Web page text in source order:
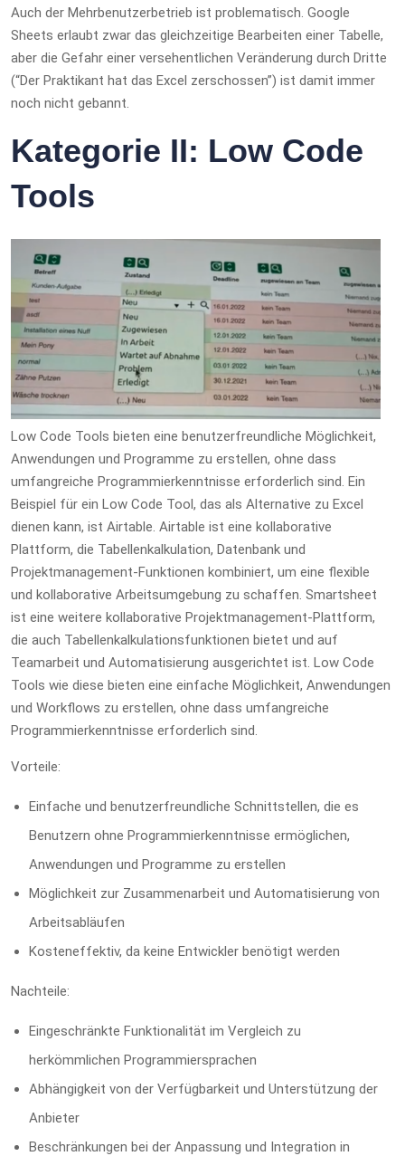
Auch der Mehrbenutzerbetrieb ist problematisch. Google
Sheets erlaubt zwar das gleichzeitige Bearbeiten einer Tabelle,
aber die Gefahr einer versehentlichen Veränderung durch Dritte
(“Der Praktikant hat das Excel zerschossen”) ist damit immer
noch nicht gebannt.
Kategorie II: Low Code
Tools
Low Code Tools bieten eine benutzerfreundliche Möglichkeit,
Anwendungen und Programme zu erstellen, ohne dass
umfangreiche Programmierkenntnisse erforderlich sind. Ein
Beispiel für ein Low Code Tool, das als Alternative zu Excel
dienen kann, ist Airtable. Airtable ist eine kollaborative
Plattform, die Tabellenkalkulation, Datenbank und
Projektmanagement-Funktionen kombiniert, um eine flexible
und kollaborative Arbeitsumgebung zu schaffen. Smartsheet
ist eine weitere kollaborative Projektmanagement-Plattform,
die auch Tabellenkalkulationsfunktionen bietet und auf
Teamarbeit und Automatisierung ausgerichtet ist. Low Code
Tools wie diese bieten eine einfache Möglichkeit, Anwendungen
und Workflows zu erstellen, ohne dass umfangreiche
Programmierkenntnisse erforderlich sind.
Vorteile:
Einfache und benutzerfreundliche Schnittstellen, die es
Benutzern ohne Programmierkenntnisse ermöglichen,
Anwendungen und Programme zu erstellen
Möglichkeit zur Zusammenarbeit und Automatisierung von
Arbeitsabläufen
Kosteneffektiv, da keine Entwickler benötigt werden
Nachteile:
Eingeschränkte Funktionalität im Vergleich zu
herkömmlichen Programmiersprachen
Abhängigkeit von der Verfügbarkeit und Unterstützung der
Anbieter
Beschränkungen bei der Anpassung und Integration in